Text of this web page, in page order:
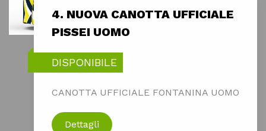
4. NUOVA CANOTTA UFFICIALE
PISSEI UOMO
DISPONIBILE
CANOTTA UFFICIALE FONTANINA UOMO
Dettagli